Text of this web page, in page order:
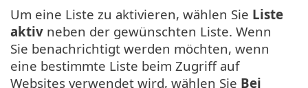
Um eine Liste zu aktivieren, wählen Sie Liste
aktiv neben der gewünschten Liste. Wenn
Sie benachrichtigt werden möchten, wenn
eine bestimmte Liste beim Zugriff auf
Websites verwendet wird, wählen Sie Bei